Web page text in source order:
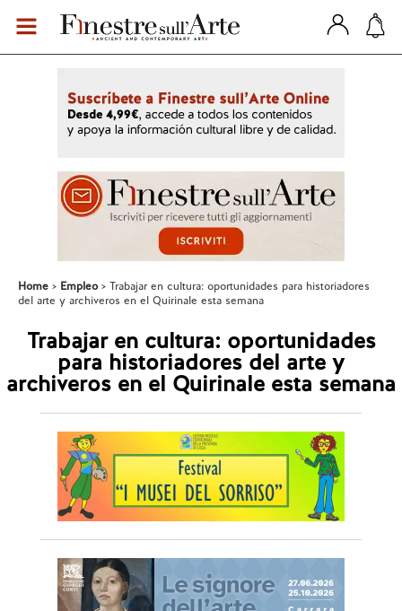
Home Empleo
Trabajar en cultura: oportunidades para historiadores
del arte y archiveros en el Quirinale esta semana
Trabajar en cultura: oportunidades
para historiadores del arte y
archiveros en el Quirinale esta semana